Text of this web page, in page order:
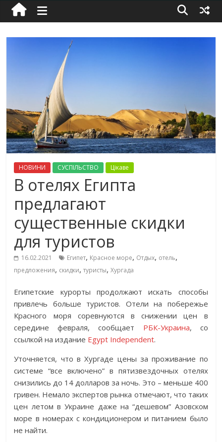
НОВИНИ СУСПІЛЬСТВО Цікаве
В отелях Египта
предлагают
существенные скидки
для туристов
16.02.2021 Египет, Красное море, Отдых, отель,
предложения, скидки,туристы,Хургада
Египетские курорты продолжают искать способы
привлечь больше туристов. Отели на побережье
Красного моря соревнуются в снижении цен в
середине февраля, сообщает РБК-Украина, со
ссылкой на издание Egypt Independent.
Уточняется, что в Хургаде цены за проживание по
системе “все включено” в пятизвездочных отелях
снизились до 14 долларов за ночь. Это – меньше 400
гривен. Немало экспертов рынка отмечают, что таких
цен летом в Украине даже на “дешевом” Азовском
море в номерах с кондиционером и питанием было
не найти.